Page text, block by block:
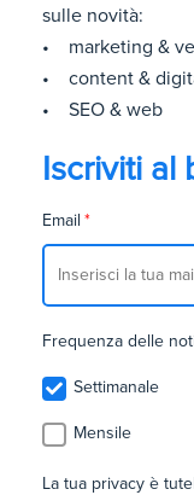
sulle novità:
• marketing &
• content &
• SEO & web
Iscriviti al
Email *
Frequenza delle
Settimanale
Mensile
La tua privacy è